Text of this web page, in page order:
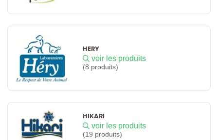
HERY
voir les produits
(8 produits)
HIKARI
voir les produits
(19 produits)